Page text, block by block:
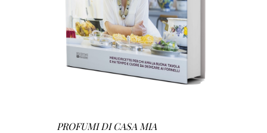
AGGIUNGI AL CARRELLO / DETTAGLI
PROFUMI DI CASA MIA